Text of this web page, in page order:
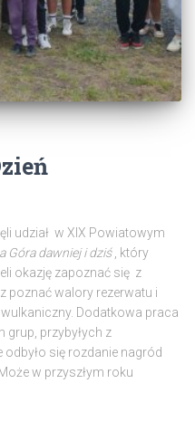
udział w XIX Powiatowym
Góra dawniej i dziś
, który
okazję zapoznać się z
poznać walory rezerwatu i
Dodatkowa praca
grup, przybyłych z
się rozdanie nagród
w przyszłym roku